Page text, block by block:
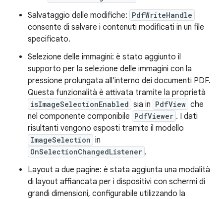
Salvataggio delle modifiche: PdfWriteHandle
consente di salvare i contenuti modificati in un file
specificato.
Selezione delle immagini: è stato aggiunto il
supporto per la selezione delle immagini con la
pressione prolungata all'interno dei documenti PDF.
Questa funzionalità è attivata tramite la proprietà
isImageSelectionEnabled sia in PdfView che
nel componente componibile PdfViewer . I dati
risultanti vengono esposti tramite il modello
ImageSelection in
OnSelectionChangedListener .
Layout a due pagine: è stata aggiunta una modalità
di layout affiancata per i dispositivi con schermi di
grandi dimensioni, configurabile utilizzando la